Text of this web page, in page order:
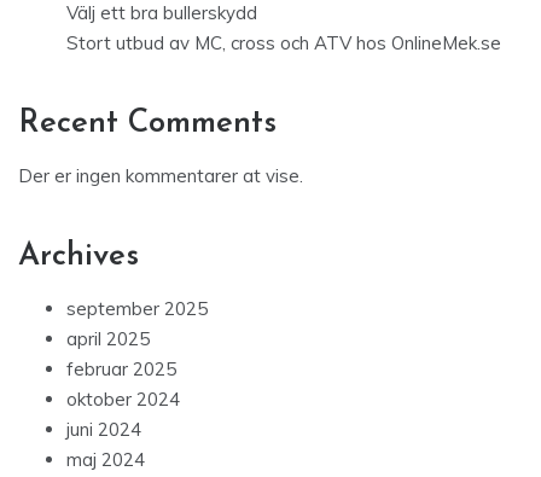
Välj ett bra bullerskydd
Stort utbud av MC, cross och ATV hos OnlineMek.se
Recent Comments
Der er ingen kommentarer at vise.
Archives
september 2025
april 2025
februar 2025
oktober 2024
juni 2024
maj 2024